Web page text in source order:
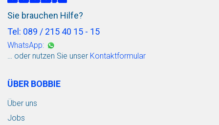
Sie brauchen Hilfe?
Tel: 089 / 215 40 15 - 15
WhatsApp:
… oder nutzen Sie unser Kontaktformular
ÜBER BOBBIE
Über uns
Jobs